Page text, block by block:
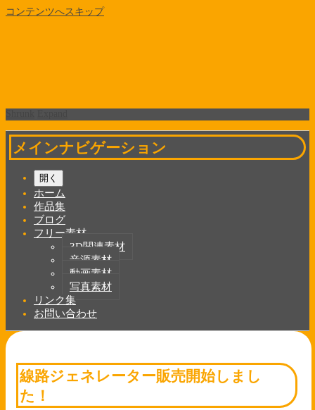
コンテンツへスキップ
メインナビゲーション
開く
ホーム
作品集
ブログ
フリー素材
3D関連素材
音源素材
動画素材
写真素材
リンク集
お問い合わせ
線路ジェネレーター販売開始しまし
た！